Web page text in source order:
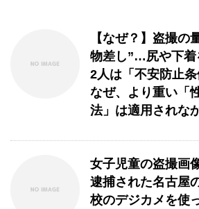
【なぜ？】盗撮の
物差し”…尻や下着
2人は「不安防止
なぜ、より重い「
法」は適用されな
女子児童の盗撮画
逮捕された名古屋
校のデジカメを使